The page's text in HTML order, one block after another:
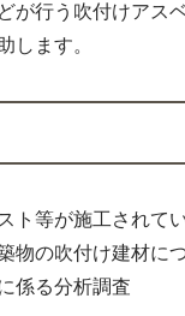
が行う吹付けアス
します。
ト等が施工されて
物の吹付け建材に
係る分析調査